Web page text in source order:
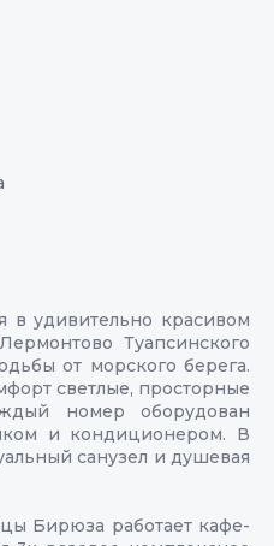
в удивительно красивом
Туапсинского
от морского берега.
светлые, просторные
номер оборудован
и кондиционером. В
санузел и душевая
Бирюза работает кафе-